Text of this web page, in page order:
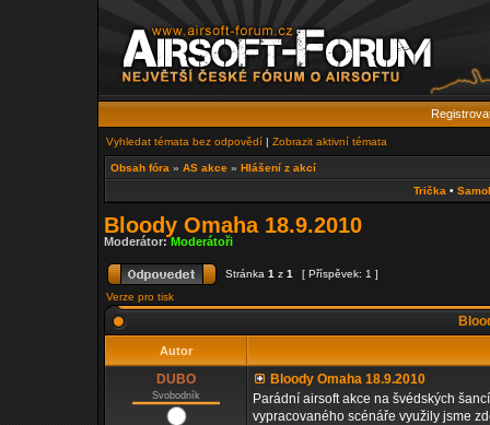
Vyhledat témata bez odpovědí | Zobrazit aktivní témata
Obsah fóra » AS akce » Hlášení z akcí
Trička •
Bloody Omaha 18.9.2010
Moderátor:Moderátoři
Stránka 1 z 1
[ Příspěvek: 1 ]
Verze pro tisk
Autor
DUBO
Svobodník
Bloody Omaha 18.9.2010
Parádní airsoft akce na švédských
vypracovaného scénáře využily jsme